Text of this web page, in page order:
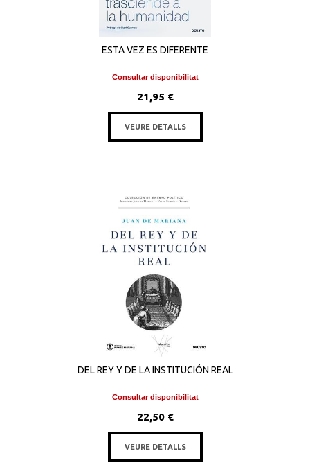
ESTA VEZ ES DIFERENTE
Consultar disponibilitat
21,95 €
VEURE DETALLS
DEL REY Y DE LA INSTITUCIÓN REAL
Consultar disponibilitat
22,50 €
VEURE DETALLS